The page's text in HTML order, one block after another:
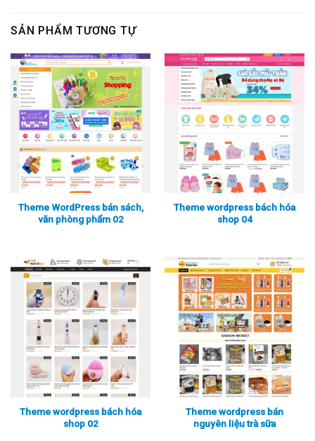
SẢN PHẨM TƯƠNG TỰ
Xem thực tế Xem chi tiết
Theme WordPress bán sách,
văn phòng phẩm 02
Xem thực tế Xem chi tiết
Theme wordpress bách hóa
shop 04
Theme wordpress bách hóa
shop 02
Theme wordpress bán
nguyên liệu trà sữa